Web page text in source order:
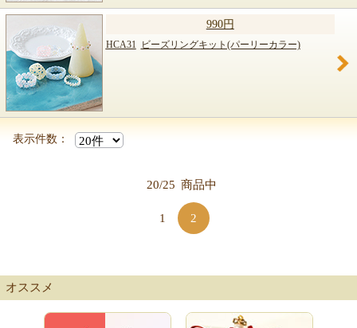
990円
HCA31 ビーズリングキット(パーリーカラー)
表示件数：
20/25 商品中
1 2
オススメ